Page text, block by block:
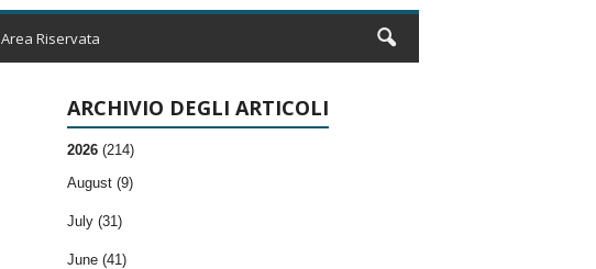
Area Riservata
ARCHIVIO DEGLI ARTICOLI
2026 (214)
August (9)
July (31)
June (41)